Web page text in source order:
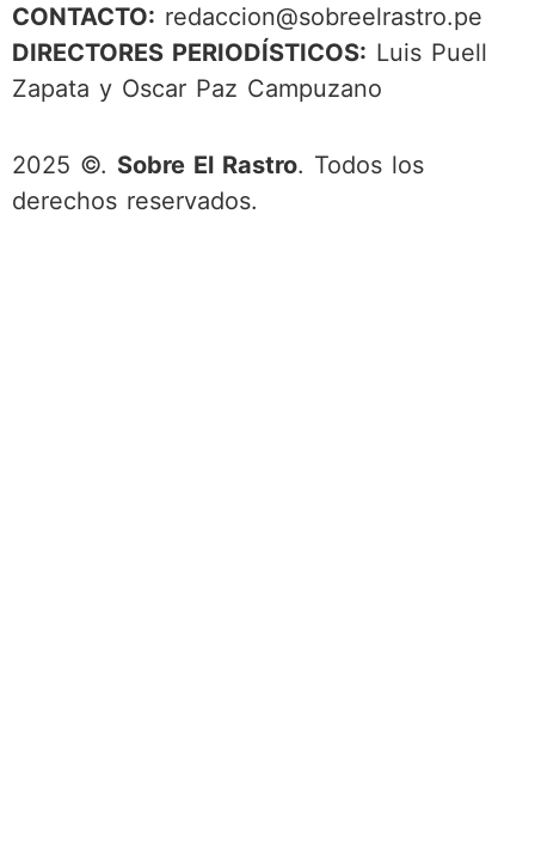
CONTACTO: redaccion@sobreelrastro.pe
DIRECTORES PERIODÍSTICOS: Luis Puell
Zapata y Oscar Paz Campuzano
2025 ©. Sobre El Rastro. Todos los
derechos reservados.